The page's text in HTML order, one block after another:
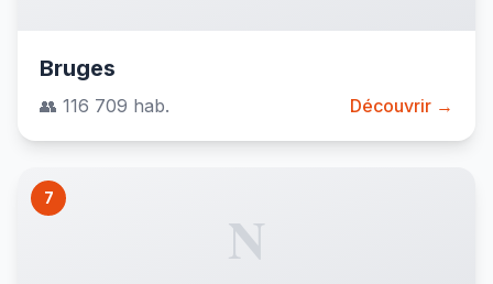
Bruges
👥 116 709 hab. Découvrir →
7
N